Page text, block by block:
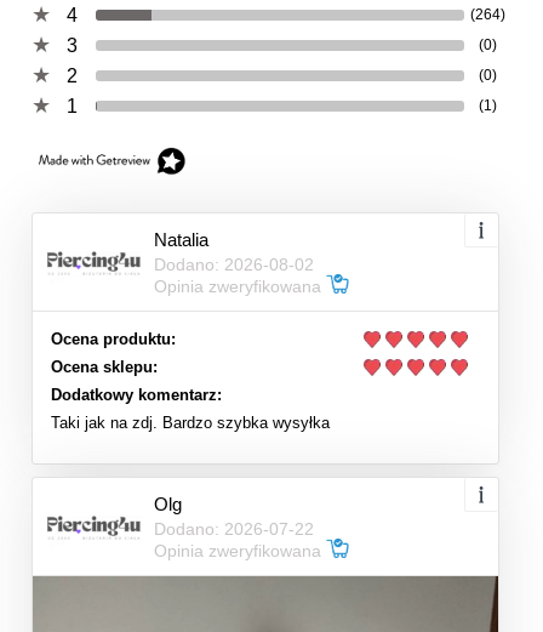
4 (264)
3 (0)
2 (0)
1 (1)
Natalia
Dodano: 2026-08-02
Opinia zweryfikowana
Ocena produktu:
Ocena sklepu:
Dodatkowy komentarz:
Taki jak na zdj. Bardzo szybka wysyłka
Olg
Dodano: 2026-07-22
Opinia zweryfikowana